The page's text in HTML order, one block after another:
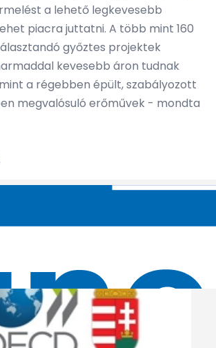
a lehető legkevesebb
piacra juttatni. A több mint 160
győztes projektek
kevesebb áron tudnak
a régebben épült, szabályozott
megvalósuló erőművek - mondta